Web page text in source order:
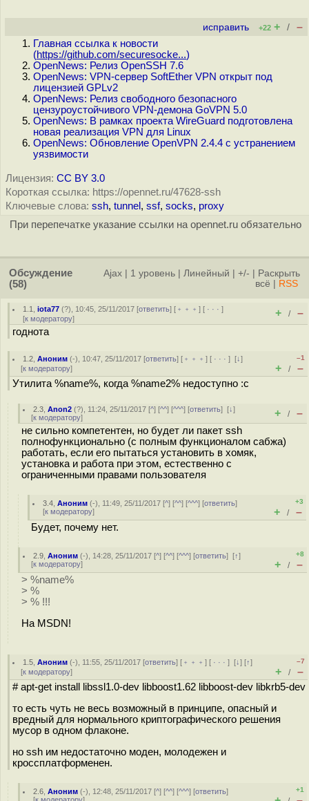
исправить +22 + / –
Главная ссылка к новости
(https://github.com/securesocke...)
OpenNews: Релиз OpenSSH 7.6
OpenNews: VPN-сервер SoftEther VPN открыт под
лицензией GPLv2
OpenNews: Релиз свободного безопасного
цензуроустойчивого VPN-демона GoVPN 5.0
OpenNews: В рамках проекта WireGuard подготовлена
новая реализация VPN для Linux
OpenNews: Обновление OpenVPN 2.4.4 с устранением
уязвимости
Лицензия: CC BY 3.0
Короткая ссылка: https://opennet.ru/47628-ssh
Ключевые слова: ssh, tunnel , ssf, socks, proxy
При перепечатке указание ссылки на opennet.ru обязательно
Обсуждение
(58)
Ajax 1 уровень Линейный +/-
Раскрыть
всё
RSS
1.1 ,iota77 (?), 10:45, 25/11/2017 [ответить] [ ﹢﹢﹢] [ · · ·]
[к модератору] + / –
годнота
1.2 ,Аноним (-), 10:47, 25/11/2017 [ответить] [ ﹢﹢﹢] [ · · ·][↓]
[к модератору]
–1
+ / –
Утилита %name%, когда %name2% недоступно :с
2.3 ,Anon2 (?), 11:24, 25/11/2017 [^] [^^] [^^^] [ответить][↓]
[к модератору] + / –
не сильно компетентен, но будет ли пакет ssh
полнофункционально (с полным функционалом сабжа)
работать, если его пытаться установить в хомяк,
установка и работа при этом, естественно с
ограниченными правами пользователя
3.4 ,Аноним (-), 11:49, 25/11/2017 [^] [^^] [^^^] [ответить]
[к модератору]
+3
+ / –
Будет, почему нет.
2.9 ,Аноним (-), 14:28, 25/11/2017 [^] [^^] [^^^] [ответить][↑]
[к модератору]
+8
+ / –
> %name%
> %
> % !!!
На MSDN!
1.5 ,Аноним (-), 11:55, 25/11/2017 [ответить] [ ﹢﹢﹢] [ · · ·][↓] [↑]
[к модератору]
–7
+ / –
# apt-get install libssl1.0-dev libboost1.62 libboost-dev libkrb5-dev
то есть чуть не весь возможный в принципе, опасный и
вредный для нормального криптографического решения
мусор в одном флаконе.
но ssh им недостаточно моден, молодежен и
кроссплатформенен.
2.6 ,Аноним (-), 12:48, 25/11/2017 [^] [^^] [^^^] [ответить]
+1